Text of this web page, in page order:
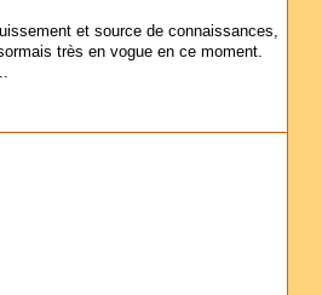
et source de connaissances,
très en vogue en ce moment.